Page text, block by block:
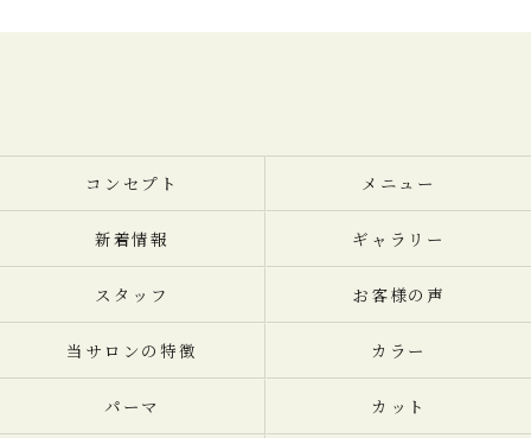
コンセプト メニュー
新着情報 ギャラリー
スタッフ お客様の声
当サロンの特徴 カラー
パーマ カット